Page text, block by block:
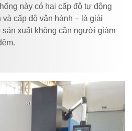
này có hai cấp độ tự động
và cấp độ vận hành – là giải
sản xuất không cần người giám